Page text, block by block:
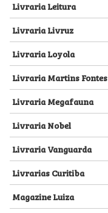
Livraria Leitura
Livraria Livruz
Livraria Loyola
Livraria Martins Fontes
Livraria Megafauna
Livraria Nobel
Livraria Vanguarda
Livrarias Curitiba
Magazine Luiza